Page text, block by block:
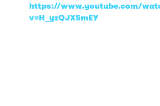
https://www.youtube.com/
v=H_yzQJXSmEY